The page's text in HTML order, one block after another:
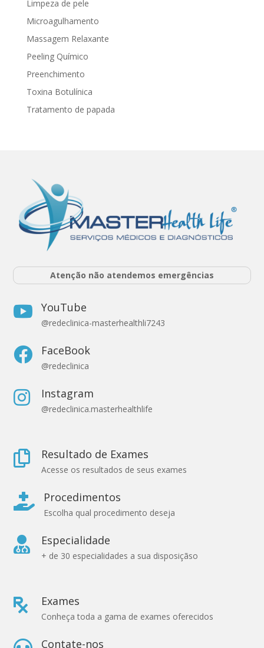
Limpeza de pele
Microagulhamento
Massagem Relaxante
Peeling Químico
Preenchimento
Toxina Botulínica
Tratamento de papada
Atenção não atendemos emergências
 YouTube
@redeclinica-masterhealthli7243
 FaceBook
@redeclinica
 Instagram
@redeclinica.masterhealthlife
 Resultado de Exames
Acesse os resultados de seus exames
 Procedimentos
Escolha qual procedimento deseja
 Especialidade
+ de 30 especialidades a sua disposiçãso
 Exames
Conheça toda a gama de exames oferecidos
Contate-nos